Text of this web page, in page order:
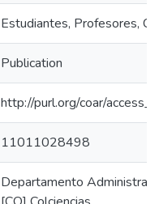
Estudiantes, Profesores,
Publication
http://purl.org/coar/
11011028498
Departamento